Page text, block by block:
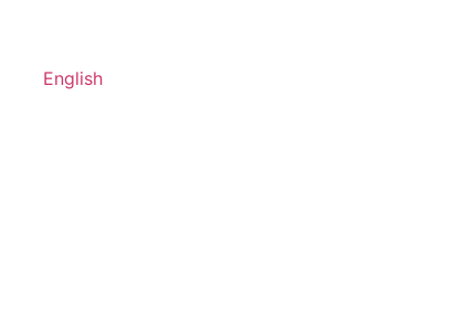
English